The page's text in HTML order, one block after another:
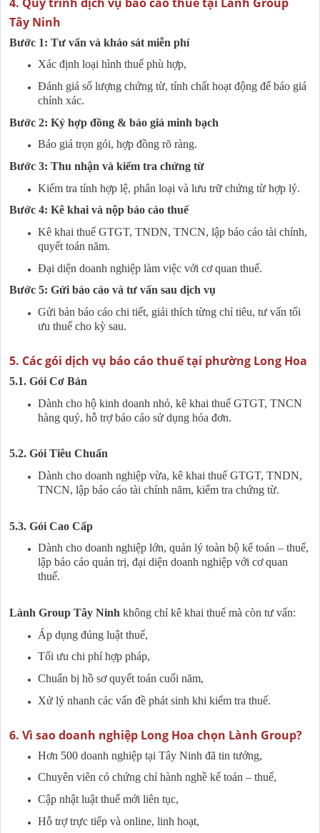
Tây Ninh
Bước 1: Tư vấn và khảo sát miễn phí
Xác định loại hình thuế phù hợp,
Đánh giá số lượng chứng từ, tính chất hoạt động để báo giá
chính xác.
Bước 2: Ký hợp đồng & báo giá minh bạch
Báo giá trọn gói, hợp đồng rõ ràng.
Bước 3: Thu nhận và kiểm tra chứng từ
Kiểm tra tính hợp lệ, phân loại và lưu trữ chứng từ hợp lý.
Bước 4: Kê khai và nộp báo cáo thuế
Kê khai thuế GTGT, TNDN, TNCN, lập báo cáo tài chính,
quyết toán năm.
Đại diện doanh nghiệp làm việc với cơ quan thuế.
Bước 5: Gửi báo cáo và tư vấn sau dịch vụ
Gửi bản báo cáo chi tiết, giải thích từng chỉ tiêu, tư vấn tối
ưu thuế cho kỳ sau.
5. Các gói dịch vụ báo cáo thuế tại phường Long Hoa
5.1. Gói Cơ Bản
Dành cho hộ kinh doanh nhỏ, kê khai thuế GTGT, TNCN
hàng quý, hỗ trợ báo cáo sử dụng hóa đơn.
5.2. Gói Tiêu Chuẩn
Dành cho doanh nghiệp vừa, kê khai thuế GTGT, TNDN,
TNCN, lập báo cáo tài chính năm, kiểm tra chứng từ.
5.3. Gói Cao Cấp
Dành cho doanh nghiệp lớn, quản lý toàn bộ kế toán – thuế,
lập báo cáo quản trị, đại diện doanh nghiệp với cơ quan
thuế.
Lành Group Tây Ninh không chỉ kê khai thuế mà còn tư vấn:
Áp dụng đúng luật thuế,
Tối ưu chi phí hợp pháp,
Chuẩn bị hồ sơ quyết toán cuối năm,
Xử lý nhanh các vấn đề phát sinh khi kiểm tra thuế.
6. Vì sao doanh nghiệp Long Hoa chọn Lành Group?
Hơn 500 doanh nghiệp tại Tây Ninh đã tin tưởng,
Chuyên viên có chứng chỉ hành nghề kế toán – thuế,
Cập nhật luật thuế mới liên tục,
Hỗ trợ trực tiếp và online, linh hoạt,